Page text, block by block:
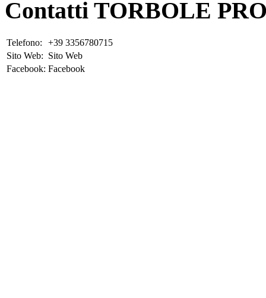
Contatti TORBOLE
Telefono:
+39 3356780715
Sito Web: Sito Web
Facebook: Facebook